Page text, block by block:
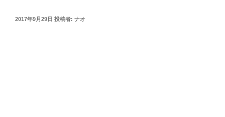
投
2017年9月29日 投稿者: ナオ